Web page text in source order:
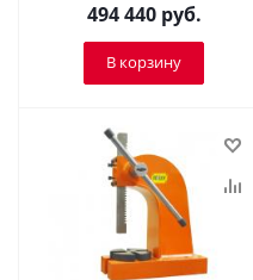
494 440руб.
В корзину